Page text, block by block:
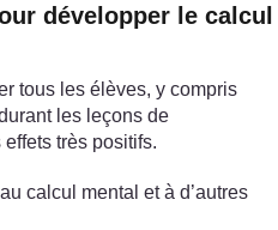
développer le calcul
tous les élèves, y compris
les leçons de
très positifs.
calcul mental et à d’autres